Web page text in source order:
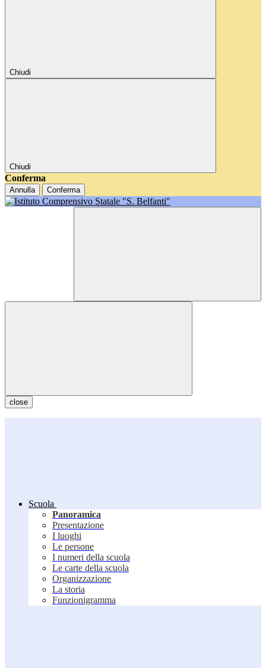
Chiudi
Chiudi
Conferma
Annulla Conferma
close
Scuola
Panoramica
Presentazione
I luoghi
Le persone
I numeri della scuola
Le carte della scuola
Organizzazione
La storia
Funzionigramma